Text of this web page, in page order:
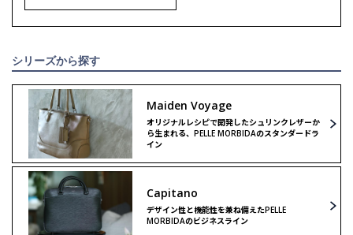
シリーズから探す
Maiden Voyage
オリジナルレシピで開発したシュリンクレザーか
ら生まれる、PELLE MORBIDAのスタンダードラ
イン
Capitano
デザイン性と機能性を兼ね備えたPELLE
MORBIDAのビジネスライン